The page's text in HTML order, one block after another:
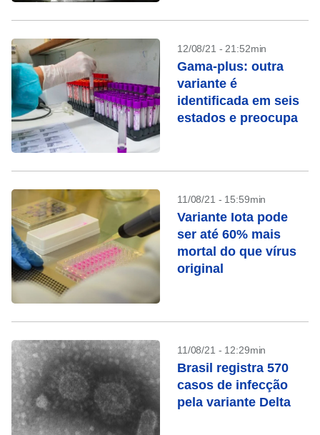
12/08/21 - 21:52min
Gama-plus: outra
variante é
identificada em seis
estados e preocupa
11/08/21 - 15:59min
Variante Iota pode
ser até 60% mais
mortal do que vírus
original
11/08/21 - 12:29min
Brasil registra 570
casos de infecção
pela variante Delta